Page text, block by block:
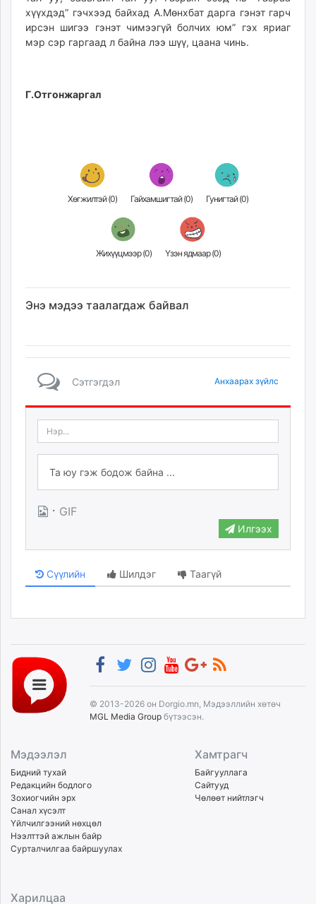
хүүхдэд” гэчхээд байхад А.Мөнхбат дарга гэнэт гарч
ирсэн шигээ гэнэт чимээгүй болчих юм” гэх яриаг
мэр сэр гаргаад л байна лээ шүү, цаана чинь.
Г.Отгонжаргал
Хөгжилтэй (0) Гайхамшигтай (0) Гунигтай (0)
Жихүүцмээр (0) Үзэн ядмаар (0)
Энэ мэдээ таалагдаж байвал
Сэтгэгдэл Анхаарах зүйлс
· GIF
Илгээх
Сүүлийн Шилдэг Таагүй
© 2013-2026 он Dorgio.mn, Мэдээллийн хөтөч
MGL Media Group бүтээсэн.
Мэдээлэл
Бидний тухай
Редакцийн бодлого
Зохиогчийн эрх
Санал хүсэлт
Үйлчилгээний нөхцөл
Нээлттэй ажлын байр
Сурталчилгаа байршуулах
Хамтрагч
Байгууллага
Сайтууд
Чөлөөт нийтлэгч
Харилцаа